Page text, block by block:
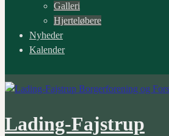
Galleri
Hjerteløbere
Nyheder
Kalender
Lading-Fajstrup